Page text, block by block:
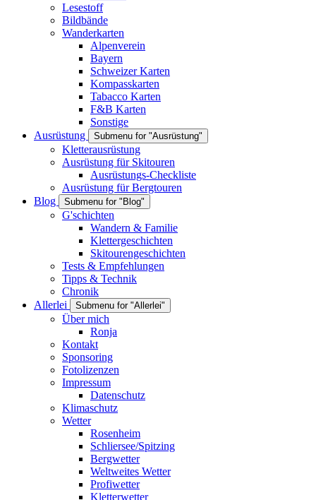
Lesestoff
Bildbände
Wanderkarten
Alpenverein
Bayern
Schweizer Karten
Kompasskarten
Tabacco Karten
F&B Karten
Sonstige
Ausrüstung
Submenu for "Ausrüstung"
Kletterausrüstung
Ausrüstung für Skitouren
Ausrüstungs-Checkliste
Ausrüstung für Bergtouren
Blog
Submenu for "Blog"
G'schichten
Wandern & Familie
Klettergeschichten
Skitourengeschichten
Tests & Empfehlungen
Tipps & Technik
Chronik
Allerlei
Submenu for "Allerlei"
Über mich
Ronja
Kontakt
Sponsoring
Fotolizenzen
Impressum
Datenschutz
Klimaschutz
Wetter
Rosenheim
Schliersee/Spitzing
Bergwetter
Weltweites Wetter
Profiwetter
Kletterwetter